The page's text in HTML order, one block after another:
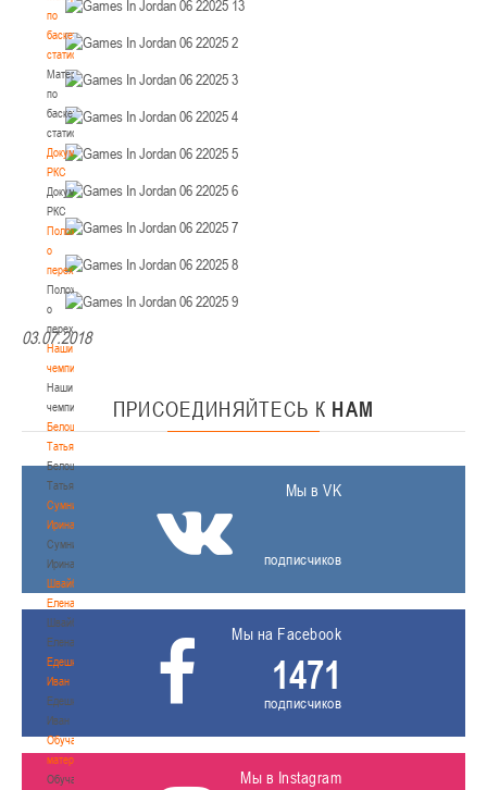
по
баскетбольной
статистике
Материалы
по
баскетбольной
статистике
Документы
РКС
Документы
РКС
Положение
о
переходах
Положение
о
переходах
Наши
чемпионы
Наши
чемпионы
Белошапко
Татьяна
Белошапко
Татьяна
Сумникова
Ирина
Сумникова
Ирина
Швайбович
Елена
Швайбович
Елена
Едешко
Иван
Едешко
Иван
Обучающие
материалы
Обучающие
03.07.2018
ПРИСОЕДИНЯЙТЕСЬ К НАМ
Мы в VK
подписчиков
Мы на Facebook
1471
подписчиков
Мы в Instagram